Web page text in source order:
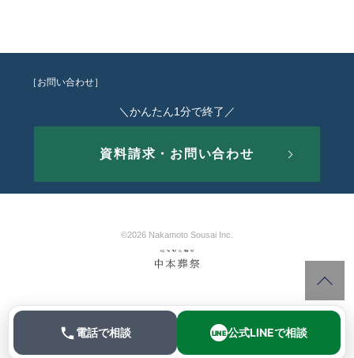
［お問い合わせ］
＼かんたん1分で終了／
資料請求・お問い合わせ
©2026 Nakamoto Sousai Inc.
電話で相談 LINE公式LINEで相談